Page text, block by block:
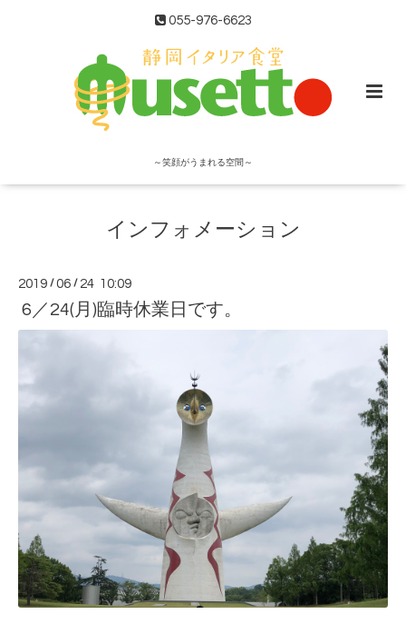
055-976-6623
～笑顔がうまれる空間～
インフォメーション
2019 /06 / 24 10:09
6／24(月)臨時休業日です。